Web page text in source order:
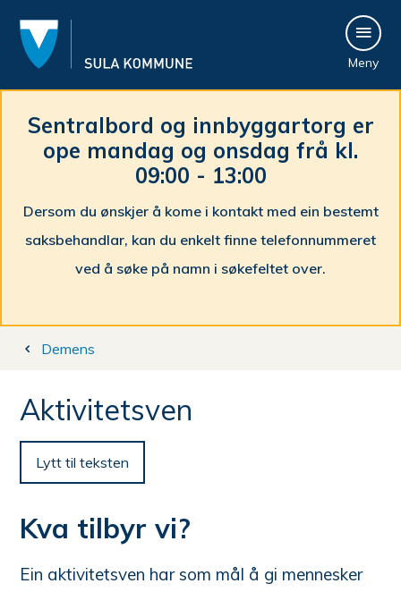
u
l
a
k
o
m
m
Meny
Sentralbord og innbyggartorg er
ope mandag og onsdag frå kl.
09:00 - 13:00
Dersom du ønskjer å kome i kontakt med ein bestemt
saksbehandlar, kan du enkelt finne telefonnummeret
ved å søke på namn i søkefeltet over.
Du
Demens
Aktivitetsven
Lytt til teksten
Kva tilbyr vi?
Ein aktivitetsven har som mål å gi mennesker